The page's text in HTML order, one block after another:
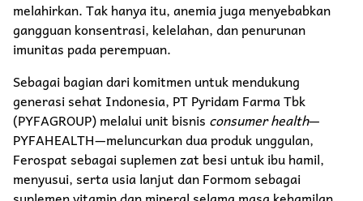
melahirkan. Tak hanya itu, anemia juga menyebabkan
gangguan konsentrasi, kelelahan, dan penurunan
imunitas pada perempuan.
Sebagai bagian dari komitmen untuk mendukung
generasi sehat Indonesia, PT Pyridam Farma Tbk
(PYFAGROUP) melalui unit bisnis consumer health—
PYFAHEALTH—meluncurkan dua produk unggulan,
Ferospat sebagai suplemen zat besi untuk ibu hamil,
menyusui, serta usia lanjut dan Formom sebagai